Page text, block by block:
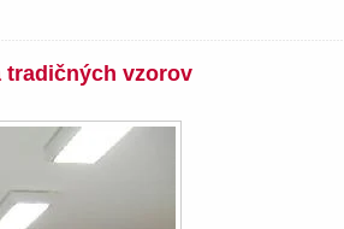
tradičných vzorov